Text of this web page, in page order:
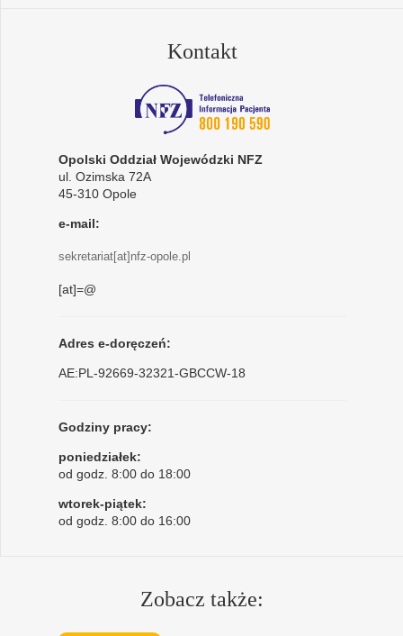
Kontakt
Opolski Oddział Wojewódzki NFZ
ul. Ozimska 72A
45-310 Opole
e-mail:
sekretariat[at]nfz-opole.pl
[at]=@
Adres e-doręczeń:
AE:PL-92669-32321-GBCCW-18
Godziny pracy:
poniedziałek:
od godz. 8:00 do 18:00
wtorek-piątek:
od godz. 8:00 do 16:00
Zobacz także: